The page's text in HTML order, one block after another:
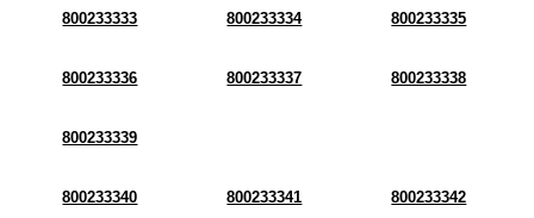
800233333 800233334 800233335
800233336 800233337 800233338
800233339
800233340 800233341 800233342